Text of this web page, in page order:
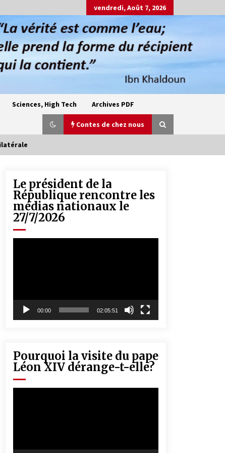
vendredi, Août 7, 2026
Sciences, High Tech Archives PDF
Contes de chez nous
Oum el Gaïla / L’ogresse du M’zab
4 ans ago
5 ans ago
Le président de la
République rencontre les
médias nationaux le
27/7/2026
00:00 02:05:51
Pourquoi la visite du pape
Léon XIV dérange-t-elle?